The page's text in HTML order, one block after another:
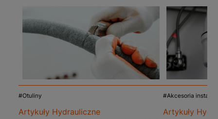
Otuliny
Artykuły Hydrauliczne
Akcesoria
Artykuły